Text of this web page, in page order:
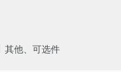
其他、可选件